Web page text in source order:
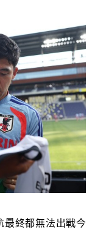
最終都無法出戰今